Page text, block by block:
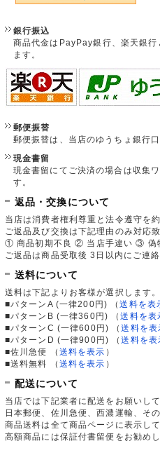
銀行振込
商品代金はPayPay銀行、楽天銀
ます。
郵便振替
郵便振替は、当店のゆうちょ銀行
現金書留
現金書留にてご決済の場合は収集
す。
返品・交換について
当店は消費者権利尊重と法令遵守を
ご返品及び交換は下記理由のみ対応致
① 商品初期不良 ② 当店手違い ③ 偽
ご返品は商品受取後 3日以内にご連
送料について
送料は下記よりお客様が選択します。
■パターンA (一律200円)
（送料を表
■パターンB (一律360円)
（送料を表
■パターンC (一律600円)
（送料を表
■パターンD (一律900円)
（送料を表
■佐川急便
（ 送料を表示 ）
■送料無料
（ 送料を表示 ）
配送について
当店では下記業者に配送をお願いして
日本郵便、佐川急便、西濃運輸、そ
商品送料は全て商品ページに表示して
高額商品には保証付書留便をお勧め